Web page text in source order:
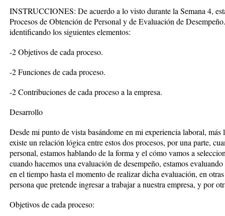
INSTRUCCIONES: De acuerdo a lo visto durante la Semana 4,
Procesos de Obtención de Personal y de Evaluación de
identificando los siguientes elementos:
-2 Objetivos de cada proceso.
-2 Funciones de cada proceso.
-2 Contribuciones de cada proceso a la empresa.
Desarrollo
Desde mi punto de vista basándome en mi experiencia laboral, más
existe un relación lógica entre estos dos procesos, por una parte,
personal, estamos hablando de la forma y el cómo vamos a
cuando hacemos una evaluación de desempeño, estamos
en el tiempo hasta el momento de realizar dicha evaluación, en
persona que pretende ingresar a trabajar a nuestra empresa, y por
Objetivos de cada proceso: